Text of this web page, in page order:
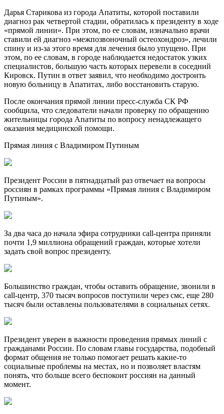
Дарья Старикова из города Апатиты, которой поставили
диагноз рак четвертой стадии, обратилась к президенту в ходе
«прямой линии». При этом, по ее словам, изначально врачи
ставили ей диагноз «межпозвоночный остеохондроз», лечили
спину и из-за этого время для лечения было упущено. При
этом, по ее словам, в городе наблюдается недостаток узких
специалистов, большую часть которых перевели в соседний
Кировск. Путин в ответ заявил, что необходимо достроить
новую больницу в Апатитах, либо восстановить старую.
После окончания прямой линии пресс-служба СК РФ
сообщила, что следователи начали проверку по обращению
жительницы города Апатиты по вопросу ненадлежащего
оказания медицинской помощи.
Прямая линия с Владимиром Путиным
Президент России в пятнадцатый раз отвечает на вопросы
россиян в рамках программы «Прямая линия с Владимиром
Путиным».
За два часа до начала эфира сотрудники сall-центра приняли
почти 1,9 миллиона обращений граждан, которые хотели
задать свой вопрос президенту.
Большинство граждан, чтобы оставить обращение, звонили в
сall-центр, 370 тысяч вопросов поступили через смс, еще 280
тысяч были оставлены пользователями в социальных сетях.
Президент уверен в важности проведения прямых линий с
гражданами России. По словам главы государства, подобный
формат общения не только помогает решать какие-то
социальные проблемы на местах, но и позволяет властям
понять, что больше всего беспокоит россиян на данный
момент.